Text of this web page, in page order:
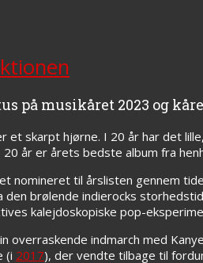
på musikåret 2023 og
et skarpt hjørne. I 20 år har det
20 år er årets bedste album fra
nomineret til årslisten gennem
den brølende indierocks
kalejdoskopiske pop-
overraskende indmarch med
(i 2017), der vendte tilbage til